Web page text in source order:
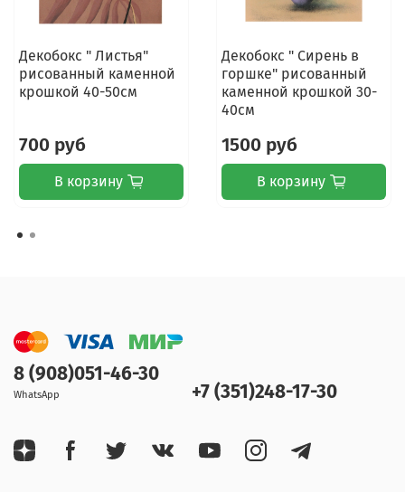
Декобокс " Листья"
рисованный каменной
крошкой 40-50см
700 руб
В корзину
Декобокс " Сирень в
горшке" рисованный
каменной крошкой 30-
40см
1500 руб
В корзину
8 (908)051-46-30
WhatsApp +7 (351)248-17-30